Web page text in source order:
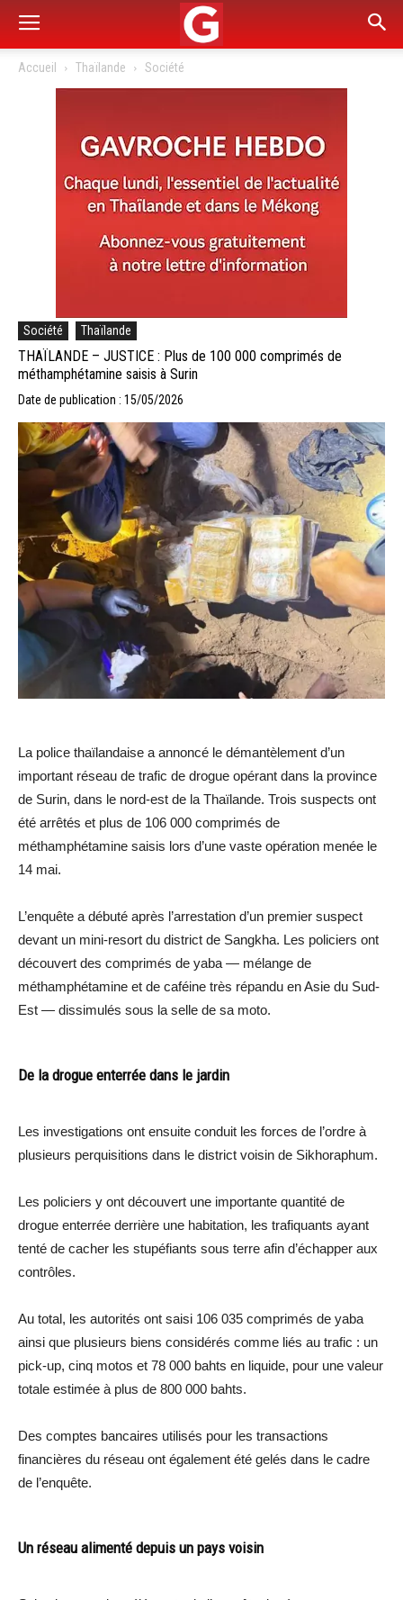
Accueil Thaïlande Société
Société Thaïlande
THAÏLANDE – JUSTICE : Plus de 100 000 comprimés de
méthamphétamine saisis à Surin
Date de publication : 15/05/2026
La police thaïlandaise a annoncé le démantèlement d’un
important réseau de trafic de drogue opérant dans la province
de Surin, dans le nord-est de la Thaïlande. Trois suspects ont
été arrêtés et plus de 106 000 comprimés de
méthamphétamine saisis lors d’une vaste opération menée le
14 mai.
L’enquête a débuté après l’arrestation d’un premier suspect
devant un mini-resort du district de Sangkha. Les policiers ont
découvert des comprimés de yaba — mélange de
méthamphétamine et de caféine très répandu en Asie du Sud-
Est — dissimulés sous la selle de sa moto.
De la drogue enterrée dans le jardin
Les investigations ont ensuite conduit les forces de l’ordre à
plusieurs perquisitions dans le district voisin de Sikhoraphum.
Les policiers y ont découvert une importante quantité de
drogue enterrée derrière une habitation, les trafiquants ayant
tenté de cacher les stupéfiants sous terre afin d’échapper aux
contrôles.
Au total, les autorités ont saisi 106 035 comprimés de yaba
ainsi que plusieurs biens considérés comme liés au trafic : un
pick-up, cinq motos et 78 000 bahts en liquide, pour une valeur
totale estimée à plus de 800 000 bahts.
Des comptes bancaires utilisés pour les transactions
financières du réseau ont également été gelés dans le cadre
de l’enquête.
Un réseau alimenté depuis un pays voisin